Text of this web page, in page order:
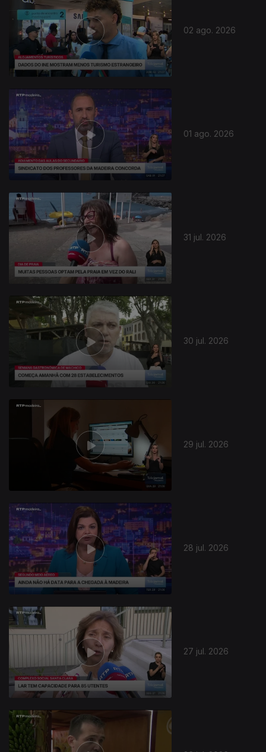
02 ago. 2026
01 ago. 2026
31 jul. 2026
30 jul. 2026
29 jul. 2026
28 jul. 2026
27 jul. 2026
945071